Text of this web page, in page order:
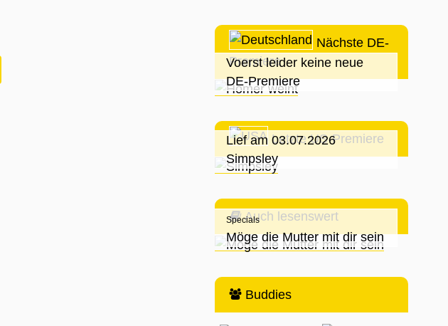
Nächste DE-
Premiere
Voerst leider keine neue
DE-Premiere
Letzte US-Premiere
Lief am 03.07.2026
Simpsley
Auch lesenswert
Specials
Möge die Mutter mit dir sein
Buddies